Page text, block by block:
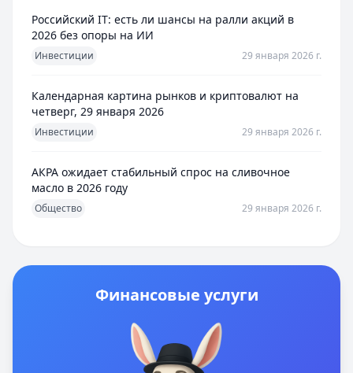
Российский IT: есть ли шансы на ралли акций в
2026 без опоры на ИИ
Инвестиции 29 января 2026 г.
Календарная картина рынков и криптовалют на
четверг, 29 января 2026
Инвестиции 29 января 2026 г.
АКРА ожидает стабильный спрос на сливочное
масло в 2026 году
Общество 29 января 2026 г.
Финансовые услуги